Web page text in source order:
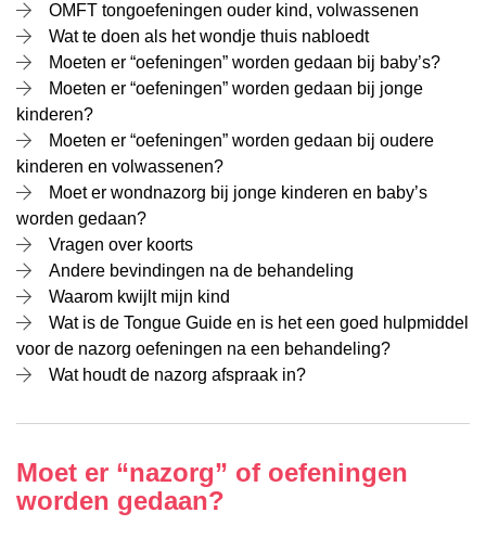
OMFT tongoefeningen ouder kind, volwassenen
Wat te doen als het wondje thuis nabloedt
Moeten er “oefeningen” worden gedaan bij baby’s?
Moeten er “oefeningen” worden gedaan bij jonge
kinderen?
Moeten er “oefeningen” worden gedaan bij oudere
kinderen en volwassenen?
Moet er wondnazorg bij jonge kinderen en baby’s
worden gedaan?
Vragen over koorts
Andere bevindingen na de behandeling
Waarom kwijlt mijn kind
Wat is de Tongue Guide en is het een goed hulpmiddel
voor de nazorg oefeningen na een behandeling?
Wat houdt de nazorg afspraak in?
Moet er “nazorg” of oefeningen
worden gedaan?